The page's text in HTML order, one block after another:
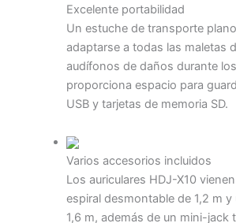
Excelente portabilidad
Un estuche de transporte
adaptarse a todas las maletas
audífonos de daños durante
proporciona espacio para
USB y tarjetas de memoria SD.
Varios accesorios incluidos
Los auriculares HDJ-X10
espiral desmontable de 1,2 m
1,6 m, además de un mini-jack